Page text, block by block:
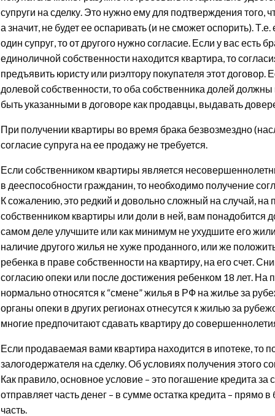
супруги на сделку. Это нужно ему для подтверждения того,
а значит, не будет ее оспаривать (и не сможет оспорить).
один супруг, то от другого нужно согласие. Если у вас есть
единоличной собственности находится квартира, то
предъявить юристу или риэлтору покупателя этот договор.
долевой собственности, то оба собственника долей должны
быть указанными в договоре как продавцы, выдавать
При получении квартиры во время брака безвозмездно
согласие супруга на ее продажу не требуется.
Если собственником квартиры является
в дееспособности гражданин, то необходимо получение
К сожалению, это редкий и довольно сложный на случай, на
собственником квартиры или доли в ней, вам понадобится
самом деле улучшите или как минимум не ухудшите его
наличие другого жилья не хуже проданного, или же
ребенка в праве собственности на квартиру, на его счет.
согласию опеки или после достижения ребенком 18 лет. На
нормально относятся к “смене” жилья в РФ на жилье за
органы опеки в других регионах отнесутся к жилью за
многие предпочитают сдавать квартиру до
Если продаваемая вами квартира находится в ипотеке, то
залогодержателя на сделку. Об условиях получения этого
Как правило, основное условие – это погашение кредита за
отправляет часть денег – в сумме остатка кредита – прямо
часть.